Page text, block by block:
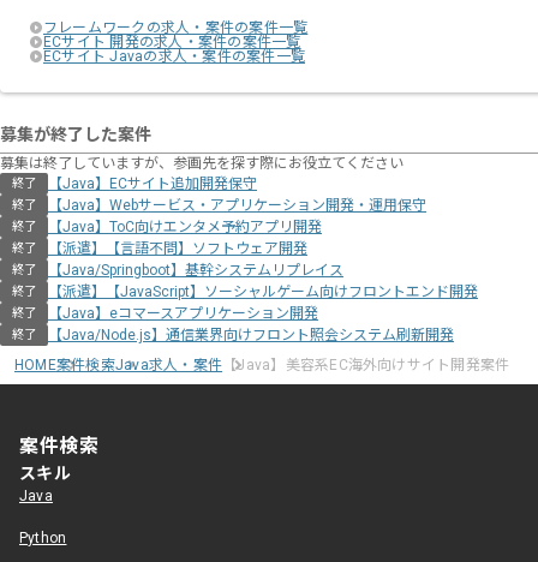
フレームワークの求人・案件の案件一覧
ECサイト 開発の求人・案件の案件一覧
ECサイト Javaの求人・案件の案件一覧
募集が終了した案件
募集は終了していますが、参画先を探す際にお役立てください
終了 【Java】ECサイト追加開発保守
終了 【Java】Webサービス・アプリケーション開発・運用保守
終了 【Java】ToC向けエンタメ予約アプリ開発
終了 【派遣】【言語不問】ソフトウェア開発
終了 【Java/Springboot】基幹システムリプレイス
終了 【派遣】【JavaScript】ソーシャルゲーム向けフロントエンド開発
終了 【Java】eコマースアプリケーション開発
終了
【Java/Node.js】通信業界向けフロント照会システム刷新開発
HOME案件検索Java求人・案件 【Java】美容系EC海外向けサイト開発案件
案件検索
スキル
Java
Python